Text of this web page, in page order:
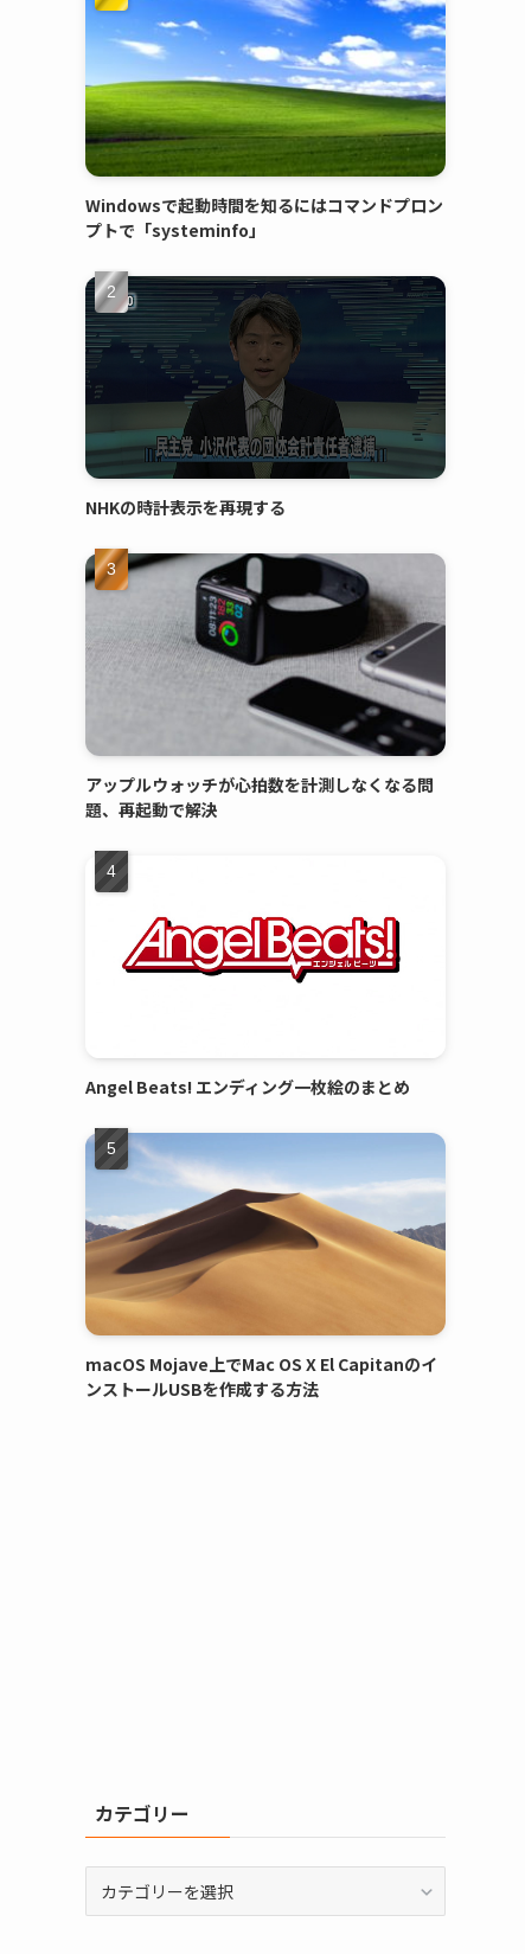
Windowsで起動時間を知るにはコマンドプロン
プトで「systeminfo」
NHKの時計表示を再現する
アップルウォッチが心拍数を計測しなくなる問
題、再起動で解決
Angel Beats! エンディング一枚絵のまとめ
macOS Mojave上でMac OS X El Capitanのイ
ンストールUSBを作成する方法
カテゴリー